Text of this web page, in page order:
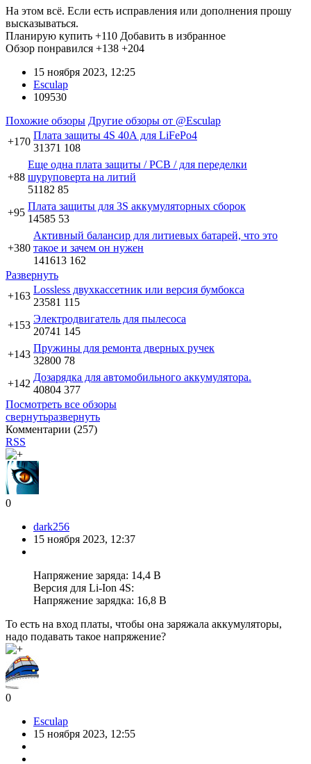
На этом всё. Если есть исправления или дополнения прошу
высказываться.
Планирую купить +110 Добавить в избранное
Обзор понравился +138 +204
15 ноября 2023, 12:25
Esculap
109530
Похожие обзоры Другие обзоры от @Esculap
+170
Плата защиты 4S 40А для LiFePo4
31371 108
+88
Еще одна плата защиты / PCB / для переделки
шуруповерта на литий
51182 85
+95
Плата защиты для 3S аккумуляторных сборок
14585 53
+380
Активный балансир для литиевых батарей, что это
такое и зачем он нужен
141613 162
Развернуть
+163
Lossless двухкассетник или версия бумбокса
23581 115
+153
Электродвигатель для пылесоса
20741 145
+143
Пружины для ремонта дверных ручек
32800 78
+142
Дозарядка для автомобильного аккумулятора.
40804 377
Посмотреть все обзоры
свернутьразвернуть
Комментарии (257)
RSS
0
dark256
15 ноября 2023, 12:37
Напряжение заряда: 14,4 В
Версия для Li-Ion 4S:
Напряжение зарядка: 16,8 В
То есть на вход платы, чтобы она заряжала аккумуляторы,
надо подавать такое напряжение?
0
Esculap
15 ноября 2023, 12:55